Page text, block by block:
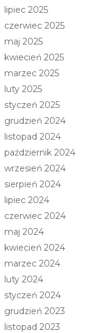
lipiec 2025
czerwiec 2025
maj 2025
kwiecień 2025
marzec 2025
luty 2025
styczeń 2025
grudzień 2024
listopad 2024
październik 2024
wrzesień 2024
sierpień 2024
lipiec 2024
czerwiec 2024
maj 2024
kwiecień 2024
marzec 2024
luty 2024
styczeń 2024
grudzień 2023
listopad 2023